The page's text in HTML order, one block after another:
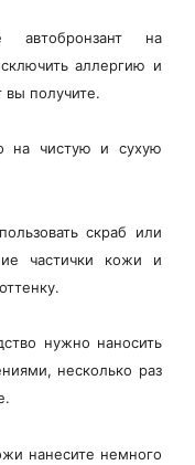
автобронзант на
аллергию и
вы получите.
на чистую и сухую
скраб или
частички кожи и
нужно наносить
несколько раз
нанесите немного